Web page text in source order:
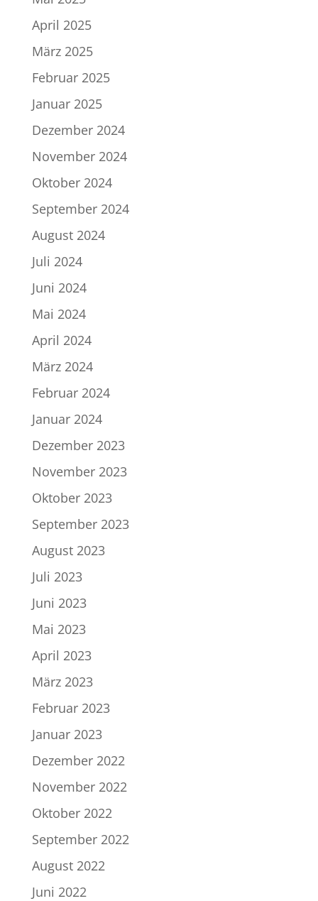
April 2025
März 2025
Februar 2025
Januar 2025
Dezember 2024
November 2024
Oktober 2024
September 2024
August 2024
Juli 2024
Juni 2024
Mai 2024
April 2024
März 2024
Februar 2024
Januar 2024
Dezember 2023
November 2023
Oktober 2023
September 2023
August 2023
Juli 2023
Juni 2023
Mai 2023
April 2023
März 2023
Februar 2023
Januar 2023
Dezember 2022
November 2022
Oktober 2022
September 2022
August 2022
Juni 2022